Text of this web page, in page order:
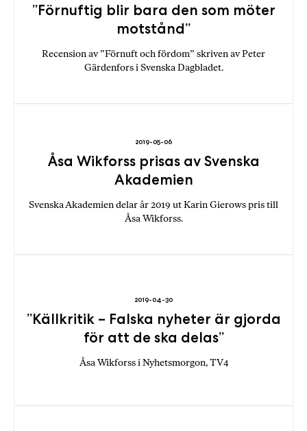
e
”Förnuftig blir bara den som möter
motstånd”
Recension av ”Förnuft och fördom” skriven av Peter
Gärdenfors i Svenska Dagbladet.
2019-05-06
Åsa Wikforss prisas av Svenska
Akademien
Svenska Akademien delar år 2019 ut Karin Gierows pris till
Åsa Wikforss.
2019-04-30
”Källkritik – Falska nyheter är gjorda
för att de ska delas”
Åsa Wikforss i Nyhetsmorgon, TV4